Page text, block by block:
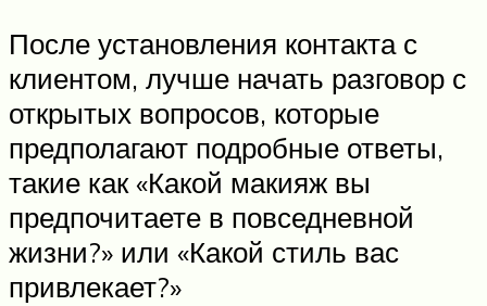
После установления контакта с
клиентом, лучше начать разговор с
открытых вопросов, которые
предполагают подробные ответы,
такие как «Какой макияж вы
предпочитаете в повседневной
жизни?» или «Какой стиль вас
привлекает?»